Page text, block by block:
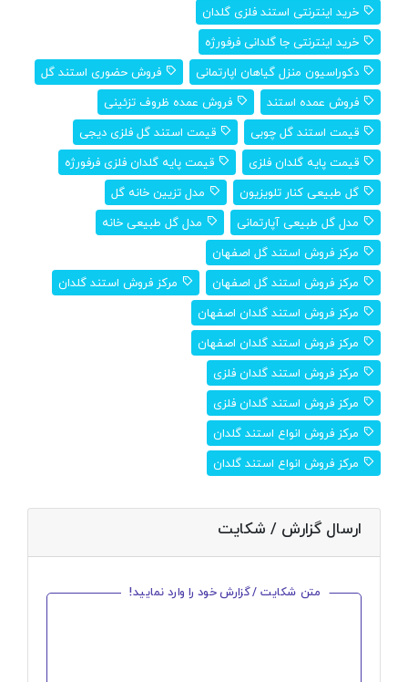
خرید اینترنتی استند فلزی گلدان
خرید اینترنتی جا گلدانی فرفورژه
دکوراسیون منزل گیاهان اپارتمانی
فروش حضوری استند گل
فروش عمده استند
فروش عمده ظروف تزئینی
قیمت استند گل چوبی
قیمت استند گل فلزی دیجی
قیمت پایه گلدان فلزی
قیمت پایه گلدان فلزی فرفورژه
گل طبیعی کنار تلویزیون
مدل تزیین خانه گل
مدل گل طبیعی آپارتمانی
مدل گل طبیعی خانه
مرکز فروش استند گل اصفهان
مرکز فروش استند گل اصفهان
مرکز فروش استند گلدان
مرکز فروش استند گلدان اصفهان
مرکز فروش استند گلدان اصفهان
مرکز فروش استند گلدان فلزی
مرکز فروش استند گلدان فلزی
مرکز فروش انواع استند گلدان
مرکز فروش انواع استند گلدان
ارسال گزارش / شکایت
متن شکایت / گزارش خود را وارد نمایید!